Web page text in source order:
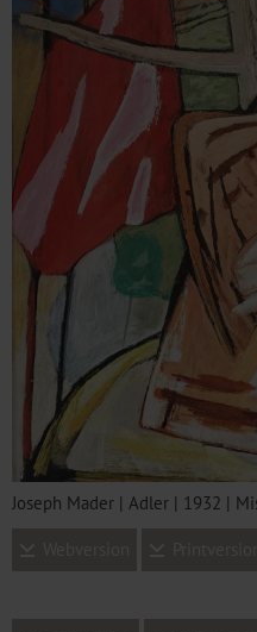
Joseph Mader | Adler | 1932 |